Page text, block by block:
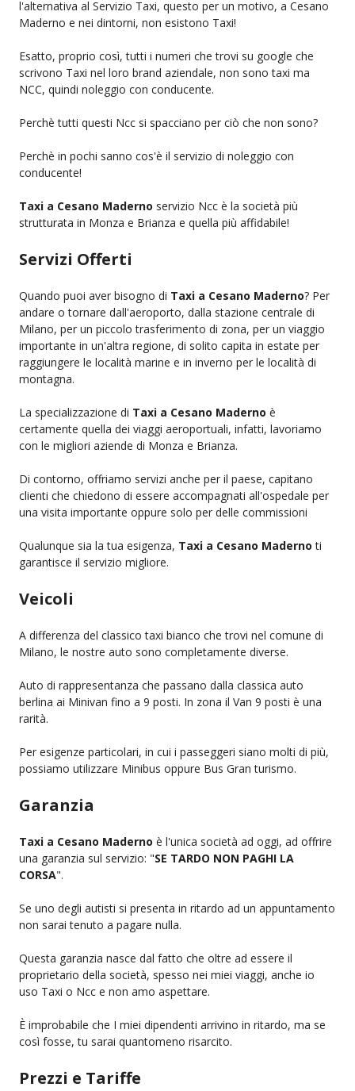
l'alternativa al Servizio Taxi, questo per un motivo, a Cesano
Maderno e nei dintorni, non esistono Taxi!
Esatto, proprio così, tutti i numeri che trovi su google che
scrivono Taxi nel loro brand aziendale, non sono taxi ma
NCC, quindi noleggio con conducente.
Perchè tutti questi Ncc si spacciano per ciò che non sono?
Perchè in pochi sanno cos'è il servizio di noleggio con
conducente!
Taxi a Cesano Maderno servizio Ncc è la società più
strutturata in Monza e Brianza e quella più affidabile!
Servizi Offerti
Quando puoi aver bisogno di Taxi a Cesano Maderno? Per
andare o tornare dall'aeroporto, dalla stazione centrale di
Milano, per un piccolo trasferimento di zona, per un viaggio
importante in un'altra regione, di solito capita in estate per
raggiungere le località marine e in inverno per le località di
montagna.
La specializzazione di Taxi a Cesano Maderno è
certamente quella dei viaggi aeroportuali, infatti, lavoriamo
con le migliori aziende di Monza e Brianza.
Di contorno, offriamo servizi anche per il paese, capitano
clienti che chiedono di essere accompagnati all'ospedale per
una visita importante oppure solo per delle commissioni
Qualunque sia la tua esigenza, Taxi a Cesano Maderno ti
garantisce il servizio migliore.
Veicoli
A differenza del classico taxi bianco che trovi nel comune di
Milano, le nostre auto sono completamente diverse.
Auto di rappresentanza che passano dalla classica auto
berlina ai Minivan fino a 9 posti. In zona il Van 9 posti è una
rarità.
Per esigenze particolari, in cui i passeggeri siano molti di più,
possiamo utilizzare Minibus oppure Bus Gran turismo.
Garanzia
Taxi a Cesano Maderno è l'unica società ad oggi, ad offrire
una garanzia sul servizio: "SE TARDO NON PAGHI LA
CORSA".
Se uno degli autisti si presenta in ritardo ad un appuntamento
non sarai tenuto a pagare nulla.
Questa garanzia nasce dal fatto che oltre ad essere il
proprietario della società, spesso nei miei viaggi, anche io
uso Taxi o Ncc e non amo aspettare.
È improbabile che I miei dipendenti arrivino in ritardo, ma se
così fosse, tu sarai quantomeno risarcito.
Prezzi e Tariffe